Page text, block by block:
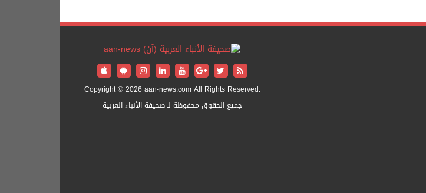
Copyright © 2026 aan-news.com All Rights Reserved.
جميع الحقوق محفوظة لـ صحيفة الأنباء العربية